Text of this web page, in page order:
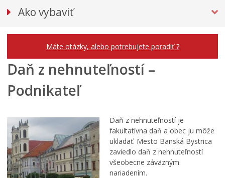
Ako vybaviť
Máte otázky, alebo potrebujete poradiť ?
Daň z nehnuteľností –
Podnikateľ
Daň z nehnuteľností je
fakultatívna daň a obec ju môže
ukladať. Mesto Banská Bystrica
zaviedlo daň z nehnuteľností
všeobecne záväzným
nariadením.